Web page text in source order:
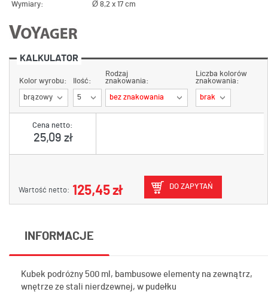
Wymiary:
Ø 8,2 x 17 cm
KALKULATOR
Cena netto:
25,09 zł
Wartość netto: 125,45 zł DO ZAPYTAŃ
Kolor wyrobu:
brązowy
Ilość:
5
Rodzaj
znakowania:
bez znakowania
Liczba kolorów
znakowania:
brak
INFORMACJE
Kubek podróżny 500 ml, bambusowe elementy na zewnątrz,
wnętrze ze stali nierdzewnej, w pudełku